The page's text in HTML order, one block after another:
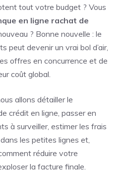
tout votre budget ? Vous
en ligne rachat de
? Bonne nouvelle : le
peut devenir un vrai bol d’air,
offres en concurrence et de
coût global.
allons détailler le
crédit en ligne, passer en
à surveiller, estimer les frais
les petites lignes et,
réduire votre
la facture finale.